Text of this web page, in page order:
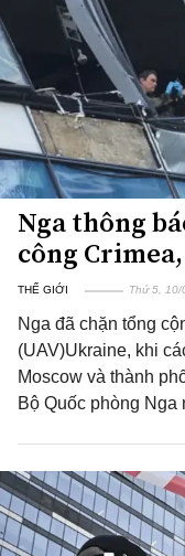
Nga thông
công
THẾ GIỚI Thứ 5,
Nga đã chặn tổng
(UAV)Ukraine, khi
Moscow và thành
Bộ Quốc phòng Nga